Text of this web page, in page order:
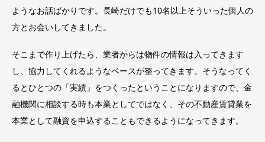
ようなお話ばかりです。長崎だけでも10名以上そういった個人の
方とお会いしてきました。
そこまで作り上げたら、業者からは物件の情報は入ってきます
し、協力してくれるようなベースが整ってきます。そうなってく
るとひとつの「実績」をつくったということになりますので、金
融機関に相談する時も本業としてではなく、その不動産賃貸業を
本業として融資を申込することもできるようになってきます。